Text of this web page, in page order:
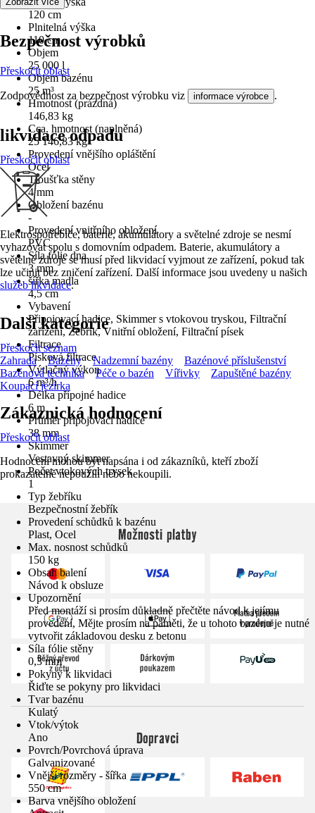
120 cm
Plnitelná výška
110 cm
Objem
25 000 l
Objem bazénu
25 m³
Hmotnost (prázdná)
146,83 kg
Cca. hmotnost (naplněná)
25 146,83 kg
Provedení vnějšího opláštění
Ocel
Tloušťka stěny
4 mm
Obložení bazénu
-
Provedení vnitřního obložení
PVC
Síla fólie dna
3 mm
šířka madla
4,5 cm
Vybavení
Připojovací hadice, Skimmer s vtokovou tryskou, Filtrační
zařízení, Žebřík, Vnitřní obložení, Filtrační písek
Filtrace
Písková filtrace
Výtlačný výkon
6 m³/h
Délka přípojné hadice
6 m
Průměr připojovací hadice
38 mm
Skimmer
Vestavný skimmer
Počet vtokových trysek
1
Typ žebříku
Bezpečnostní žebřík
Provedení schůdků k bazénu
Plast, Ocel
Max. nosnost schůdků
150 kg
Obsah balení
Návod k obsluze
Upozornění
Před montáží si prosím důkladně přečtěte návod k jejímu
provedení, Mějte prosím na paměti, že u tohoto bazénu je nutné
vytvořit základovou desku z betonu
Síla fólie stěny
0,3 mm
Pokyny k likvidaci
Řiďte se pokyny pro likvidaci
Tvar bazénu
Kulatý
Vtok/výtok
Ano
Povrch/Povrchová úprava
Galvanizované
Vnější rozměry - šířka
550 cm
Barva vnějšího obložení
Bezpečnost výrobků
Přeskočit oblast
Zodpovědnost za bezpečnost výrobku viz informace výrobce .
likvidace odpadu
Přeskočit oblast
Elektrospotřebiče, baterie, akumulátory a světelné zdroje se nesmí
vyhazovat spolu s domovním odpadem. Baterie, akumulátory a
světelné zdroje se musí před likvidací vyjmout ze zařízení, pokud tak
lze učinit bez zničení zařízení. Další informace jsou uvedeny u našich
služeb likvidace.
Další kategorie
Přeskočit seznam
Zahrada
Bazény Nadzemní bazény
Bazénové příslušenství
Bazénová technika
Péče o bazén Vířivky
Zapuštěné bazény
Koupací jezírka
Zákaznická hodnocení
Přeskočit oblast
Hodnocení mohou být napsána i od zákazníků, kteří zboží
prokazatelně nepoužili nebo nekoupili.
Možnosti platby
Dopravci